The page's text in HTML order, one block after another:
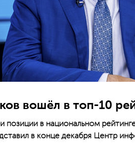
вошёл в топ-10
позиции в национальном
в конце декабря Центр